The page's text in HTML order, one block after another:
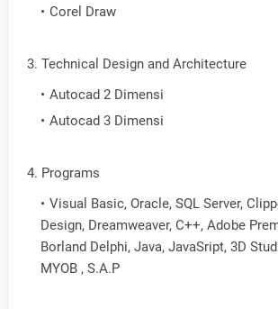
Corel Draw
3. Technical Design and Architecture
Autocad 2 Dimensi
Autocad 3 Dimensi
4. Programs
Visual Basic, Oracle, SQL Server,
Design, Dreamweaver, C++, Adobe
Borland Delphi, Java, JavaSript, 3D
MYOB , S.A.P